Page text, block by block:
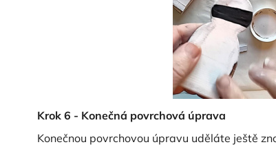
Krok 6 - Konečná povrchová úprava
Konečnou povrchovou úpravu uděláte ještě